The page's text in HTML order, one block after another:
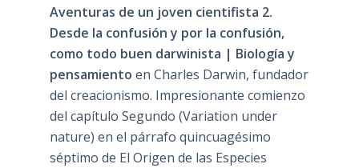
Aventuras de un joven cientifista 2.
Desde la confusión y por la confusión,
como todo buen darwinista | Biología y
pensamiento en Charles Darwin, fundador
del creacionismo. Impresionante comienzo
del capítulo Segundo (Variation under
nature) en el párrafo quincuagésimo
séptimo de El Origen de las Especies